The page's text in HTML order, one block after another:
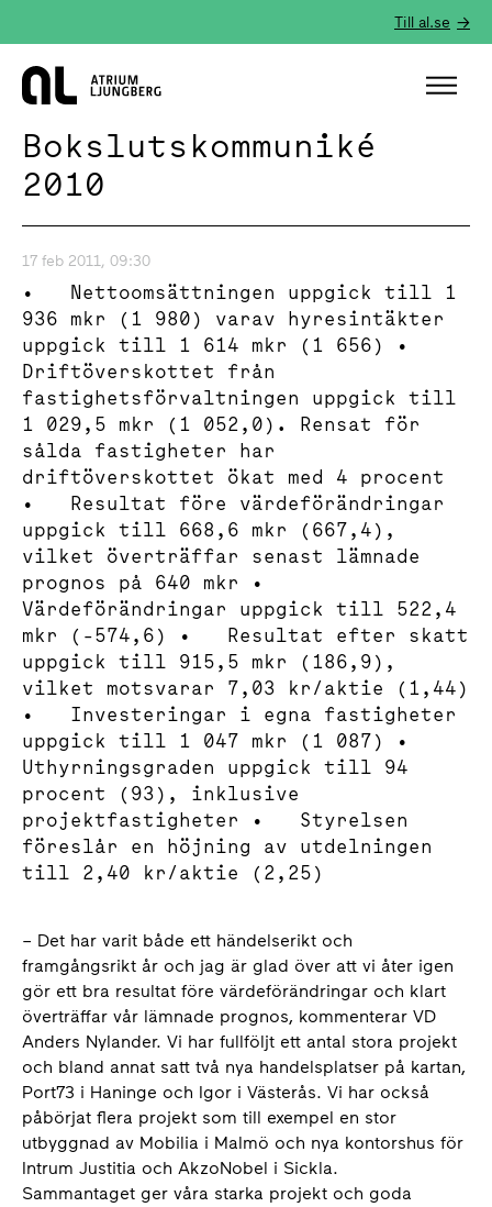
Till al.se
Hem
Bokslutskommuniké
2010
17 feb 2011, 09:30
• Nettoomsättningen uppgick till 1
936 mkr (1 980) varav hyresintäkter
uppgick till 1 614 mkr (1 656) •
Driftöverskottet från
fastighetsförvaltningen uppgick till
1 029,5 mkr (1 052,0). Rensat för
sålda fastigheter har
driftöverskottet ökat med 4 procent
• Resultat före värdeförändringar
uppgick till 668,6 mkr (667,4),
vilket överträffar senast lämnade
prognos på 640 mkr •
Värdeförändringar uppgick till 522,4
mkr (-574,6) • Resultat efter skatt
uppgick till 915,5 mkr (186,9),
vilket motsvarar 7,03 kr/aktie (1,44)
• Investeringar i egna fastigheter
uppgick till 1 047 mkr (1 087) •
Uthyrningsgraden uppgick till 94
procent (93), inklusive
projektfastigheter • Styrelsen
föreslår en höjning av utdelningen
till 2,40 kr/aktie (2,25)
– Det har varit både ett händelserikt och
framgångsrikt år och jag är glad över att vi åter igen
gör ett bra resultat före värdeförändringar och klart
överträffar vår lämnade prognos, kommenterar VD
Anders Nylander. Vi har fullföljt ett antal stora projekt
och bland annat satt två nya handelsplatser på kartan,
Port73 i Haninge och Igor i Västerås. Vi har också
påbörjat flera projekt som till exempel en stor
utbyggnad av Mobilia i Malmö och nya kontorshus för
Intrum Justitia och AkzoNobel i Sickla.
Sammantaget ger våra starka projekt och goda